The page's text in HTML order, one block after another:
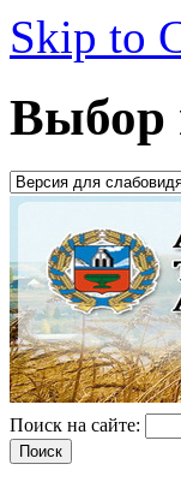
Skip to
Выбор
Поиск на сайте: